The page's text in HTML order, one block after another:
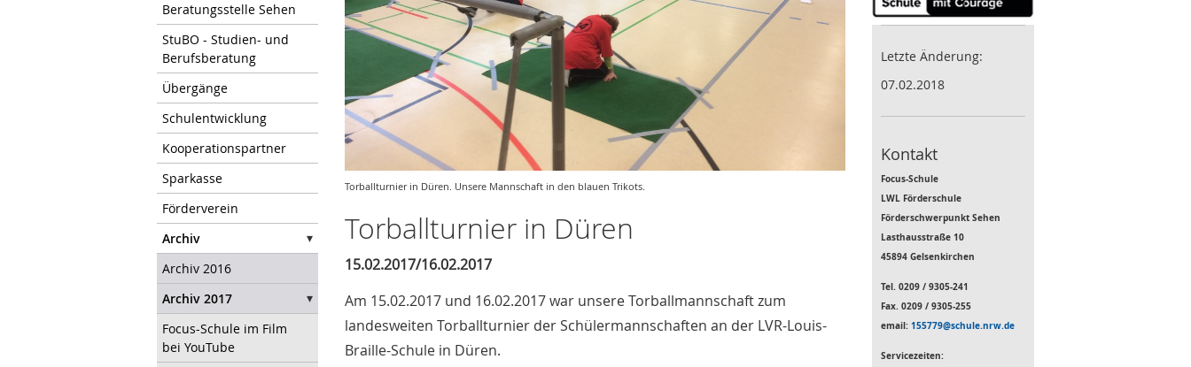
Beratungsstelle Sehen
StuBO - Studien- und
Berufsberatung
Übergänge
Schulentwicklung
Kooperationspartner
Sparkasse
Förderverein
Archiv
Archiv 2016
Archiv 2017
Focus-Schule im Film
bei YouTube
Torballturnier in Düren. Unsere Mannschaft in den blauen Trikots.
Torballturnier in Düren
15.02.2017/16.02.2017
Am 15.02.2017 und 16.02.2017 war unsere Torballmannschaft zum
landesweiten Torballturnier der Schülermannschaften an der LVR-Louis-
Braille-Schule in Düren.
Letzte Änderung:
07.02.2018
Kontakt
Focus-Schule
LWL Förderschule
Förderschwerpunkt Sehen
Lasthausstraße 10
45894 Gelsenkirchen
Tel. 0209 / 9305-241
Fax. 0209 / 9305-255
email:155779@schule.nrw.de
Servicezeiten: